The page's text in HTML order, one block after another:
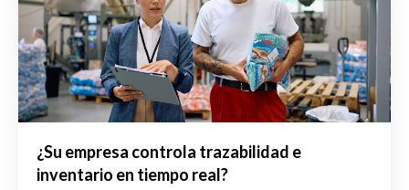
¿Su empresa controla trazabilidad e
inventario en tiempo real?